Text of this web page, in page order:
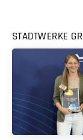
STADTWERKE